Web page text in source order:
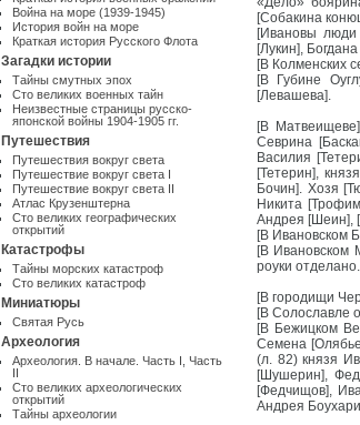
Война на море (1939-1945)
История войн на море
Краткая история Русского Флота
Загадки истории
Тайны смутных эпох
Сто великих военных тайн
Неизвестные страницы русско-
японской войны 1904-1905 гг.
Путешествия
Путешествия вокруг света
Путешествие вокруг света I
Путешествие вокруг света II
Атлас Крузенштерна
Cто великих географических
открытий
Катастрофы
Тайны морских катастроф
Сто великих катастроф
Миниатюры
Святая Русь
Археология
Археология. В начале. Часть I Часть
II
Сто великих археологических
открытий
Тайны археологии
[Собакина
[Ивановы люди
[Лукин],
[В Колменских
[В Губине
[Левашева].
[В
Севрина
Василия
[Тетерин],
Бочин]. Хозя
Никита
Андрея [Шеин],
[В Ивановском
[В Ивановском
роуки отделано.
[В городищи
[В Солославле
[В Бежицком
Семена
(л. 82) князя
[Шушерин],
[Федчищов],
Андрея